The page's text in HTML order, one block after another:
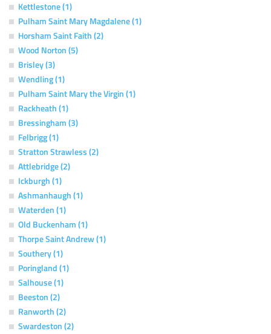
Kettlestone (1)
Pulham Saint Mary Magdalene (1)
Horsham Saint Faith (2)
Wood Norton (5)
Brisley (3)
Wendling (1)
Pulham Saint Mary the Virgin (1)
Rackheath (1)
Bressingham (3)
Felbrigg (1)
Stratton Strawless (2)
Attlebridge (2)
Ickburgh (1)
Ashmanhaugh (1)
Waterden (1)
Old Buckenham (1)
Thorpe Saint Andrew (1)
Southery (1)
Poringland (1)
Salhouse (1)
Beeston (2)
Ranworth (2)
Swardeston (2)